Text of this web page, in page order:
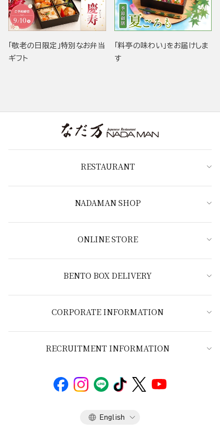
「敬老の日限定」特別なお弁当
ギフト
「料亭の味わい」をお届けしま
す
RESTAURANT
NADAMAN SHOP
ONLINE STORE
BENTO BOX DELIVERY
CORPORATE INFORMATION
RECRUITMENT INFORMATION
Language
English